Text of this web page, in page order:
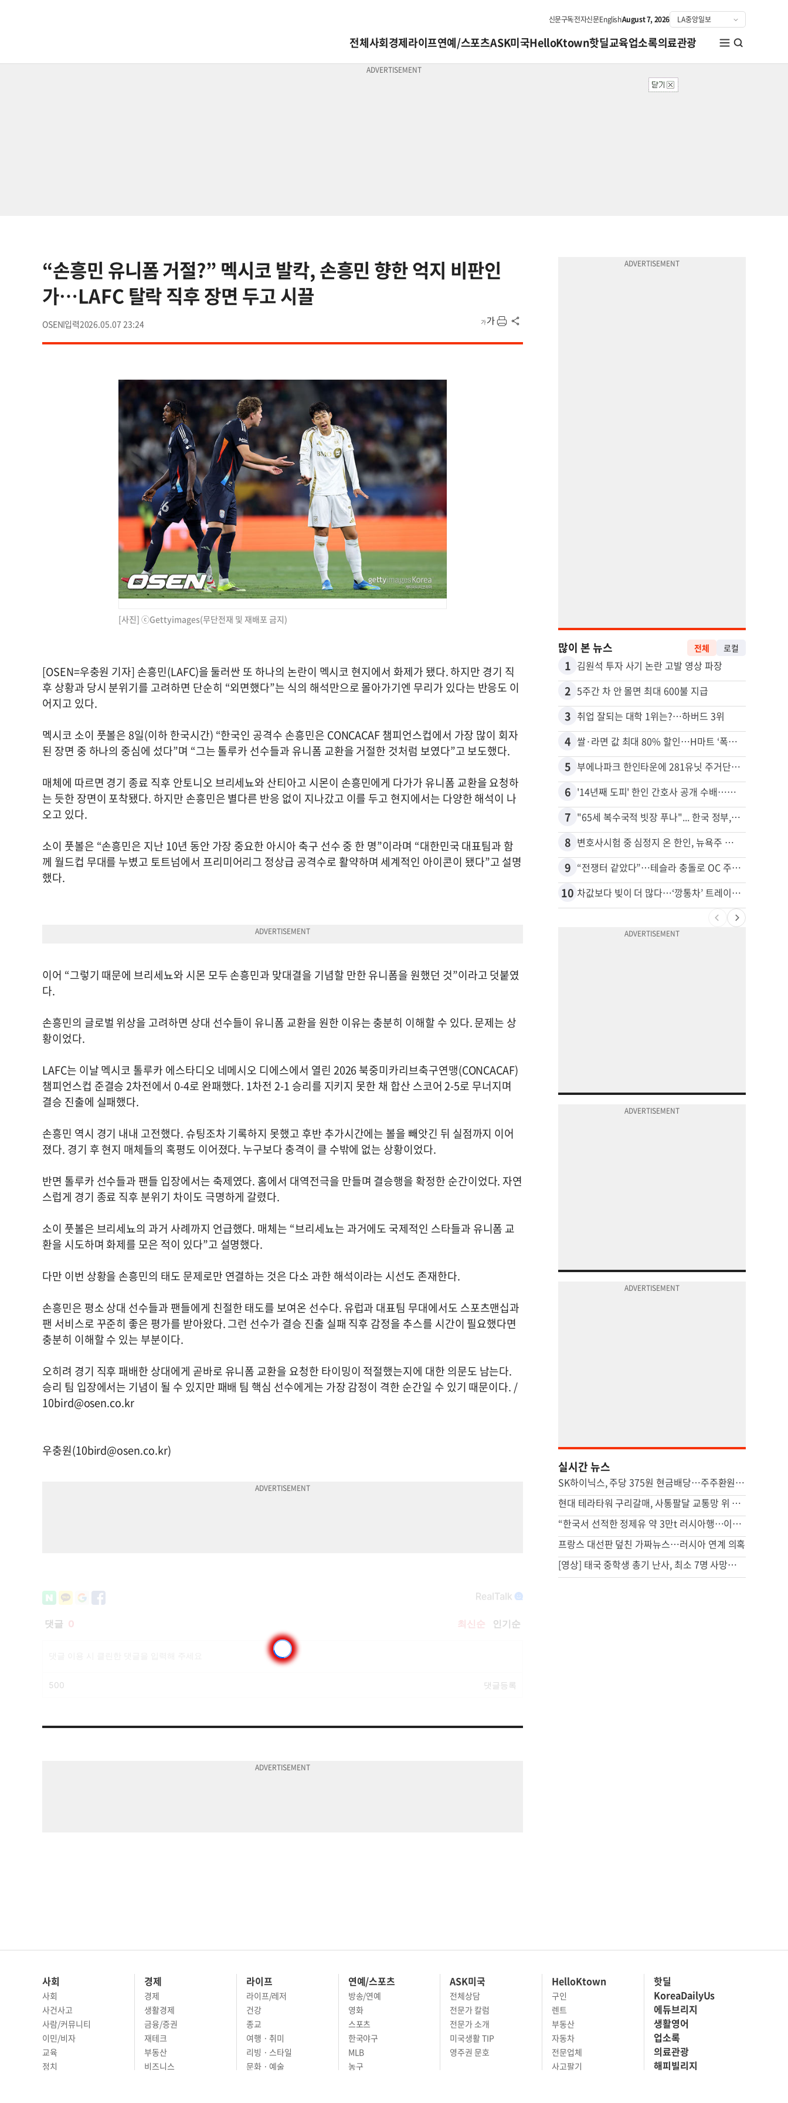
신문구독전자신문EnglishAugust 7, 2026
전체사회경제라이프연예/스포츠ASK미국HelloKtown핫딜교육업소록의료관광
“손흥민 유니폼 거절?” 멕시코 발칵, 손흥민 향한 억지 비판인
가…LAFC 탈락 직후 장면 두고 시끌
OSEN 2026.05.07 23:24
[사진] ⓒGettyimages(무단전재 및 재배포 금지)
[OSEN=우충원 기자] 손흥민(LAFC)을 둘러싼 또 하나의 논란이 멕시코 현지에서 화제가 됐다. 하지만 경기 직
후 상황과 당시 분위기를 고려하면 단순히 “외면했다”는 식의 해석만으로 몰아가기엔 무리가 있다는 반응도 이
어지고 있다.
멕시코 소이 풋볼은 8일(이하 한국시간) “한국인 공격수 손흥민은 CONCACAF 챔피언스컵에서 가장 많이 회자
된 장면 중 하나의 중심에 섰다”며 “그는 톨루카 선수들과 유니폼 교환을 거절한 것처럼 보였다”고 보도했다.
매체에 따르면 경기 종료 직후 안토니오 브리세뇨와 산티아고 시몬이 손흥민에게 다가가 유니폼 교환을 요청하
는 듯한 장면이 포착됐다. 하지만 손흥민은 별다른 반응 없이 지나갔고 이를 두고 현지에서는 다양한 해석이 나
오고 있다.
소이 풋볼은 “손흥민은 지난 10년 동안 가장 중요한 아시아 축구 선수 중 한 명”이라며 “대한민국 대표팀과 함
께 월드컵 무대를 누볐고 토트넘에서 프리미어리그 정상급 공격수로 활약하며 세계적인 아이콘이 됐다”고 설명
했다.
이어 “그렇기 때문에 브리세뇨와 시몬 모두 손흥민과 맞대결을 기념할 만한 유니폼을 원했던 것”이라고 덧붙였
다.
손흥민의 글로벌 위상을 고려하면 상대 선수들이 유니폼 교환을 원한 이유는 충분히 이해할 수 있다. 문제는 상
황이었다.
LAFC는 이날 멕시코 톨루카 에스타디오 네메시오 디에스에서 열린 2026 북중미카리브축구연맹(CONCACAF)
챔피언스컵 준결승 2차전에서 0-4로 완패했다. 1차전 2-1 승리를 지키지 못한 채 합산 스코어 2-5로 무너지며
결승 진출에 실패했다.
손흥민 역시 경기 내내 고전했다. 슈팅조차 기록하지 못했고 후반 추가시간에는 볼을 빼앗긴 뒤 실점까지 이어
졌다. 경기 후 현지 매체들의 혹평도 이어졌다. 누구보다 충격이 클 수밖에 없는 상황이었다.
반면 톨루카 선수들과 팬들 입장에서는 축제였다. 홈에서 대역전극을 만들며 결승행을 확정한 순간이었다. 자연
스럽게 경기 종료 직후 분위기 차이도 극명하게 갈렸다.
소이 풋볼은 브리세뇨의 과거 사례까지 언급했다. 매체는 “브리세뇨는 과거에도 국제적인 스타들과 유니폼 교
환을 시도하며 화제를 모은 적이 있다”고 설명했다.
다만 이번 상황을 손흥민의 태도 문제로만 연결하는 것은 다소 과한 해석이라는 시선도 존재한다.
손흥민은 평소 상대 선수들과 팬들에게 친절한 태도를 보여온 선수다. 유럽과 대표팀 무대에서도 스포츠맨십과
팬 서비스로 꾸준히 좋은 평가를 받아왔다. 그런 선수가 결승 진출 실패 직후 감정을 추스를 시간이 필요했다면
충분히 이해할 수 있는 부분이다.
오히려 경기 직후 패배한 상대에게 곧바로 유니폼 교환을 요청한 타이밍이 적절했는지에 대한 의문도 남는다.
승리 팀 입장에서는 기념이 될 수 있지만 패배 팀 핵심 선수에게는 가장 감정이 격한 순간일 수 있기 때문이다. /
10bird@osen.co.kr
우충원(10bird@osen.co.kr)
많이 본 뉴스 전체 로컬
1 김원석 투자 사기 논란 고발 영상 파장
2 5주간 차 안 몰면 최대 600불 지급
3 취업 잘되는 대학 1위는?…하버드 3위
4 쌀·라면 값 최대 80% 할인…H마트 ‘폭탄 세일’
5 부에나파크 한인타운에 281유닛 주거단지 들어선다
6 '14년째 도피' 한인 간호사 공개 수배…메디케어 사기 유죄
7 "65세 복수국적 빗장 푸나"... 한국 정부, 연령 완화 전면 추진
8 변호사시험 중 심정지 온 한인, 뉴욕주 제소
9 “전쟁터 같았다”…테슬라 충돌로 OC 주택 4채 파손
10 차값보다 빚이 더 많다…‘깡통차’ 트레이드인 급증
실시간 뉴스
SK하이닉스, 주당 375원 현금배당…주주환원책 9월 내 발표
현대 테라타워 구리갈매, 사통팔달 교통망 위 복합 비즈니스 캠퍼스
“한국서 선적한 정제유 약 3만t 러시아행…이례적 거래”
프랑스 대선판 덮친 가짜뉴스…러시아 연계 의혹
[영상] 태국 중학생 총기 난사, 최소 7명 사망…집에선 살해된 조부모
사회
사회
사건사고
사람/커뮤니티
이민/비자
교육
정치
경제
경제
생활경제
금융/증권
재테크
부동산
비즈니스
라이프
라이프/레저
건강
종교
여행 · 취미
리빙 · 스타일
문화 · 예술
연예/스포츠
방송/연예
영화
스포츠
한국야구
MLB
농구
ASK미국
전체상담
전문가 칼럼
전문가 소개
미국생활 TIP
영주권 문호
HelloKtown
구인
렌트
부동산
자동차
전문업체
사고팔기
핫딜
KoreaDailyUs
에듀브리지
생활영어
업소록
의료관광
해피빌리지